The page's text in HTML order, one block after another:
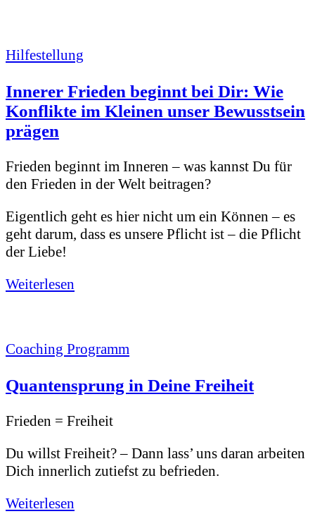
Hilfestellung
Innerer Frieden beginnt bei Dir: Wie
Konflikte im Kleinen unser Bewusstsein
prägen
Frieden beginnt im Inneren – was kannst Du für
den Frieden in der Welt beitragen?
Eigentlich geht es hier nicht um ein Können – es
geht darum, dass es unsere Pflicht ist – die Pflicht
der Liebe!
Weiterlesen
Coaching Programm
Quantensprung in Deine Freiheit
Frieden = Freiheit
Du willst Freiheit? – Dann lass’ uns daran arbeiten
Dich innerlich zutiefst zu befrieden.
Weiterlesen